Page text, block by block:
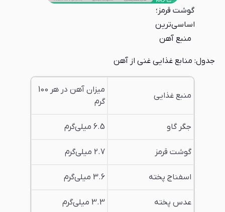
گوشت قرمز؛
اساسی‌ترین
منبع آهن
جدول: منابع غذایی غنی از آهن
منبع غذایی
میزان آهن در هر 100
گرم
جگر گاو 6.5 میلی‌گرم
گوشت قرمز 2.7 میلی‌گرم
اسفناج پخته 3.6 میلی‌گرم
عدس پخته 3.3 میلی‌گرم